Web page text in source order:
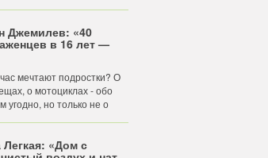
Джемилев: «40
в 16 лет —
мечтают подростки? О
о мотоциклах - обо
угодно, но только не о
Легкая: «Дом с